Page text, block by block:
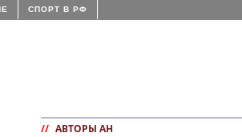
СПОРТ В РФ
// АВТОРЫ АН